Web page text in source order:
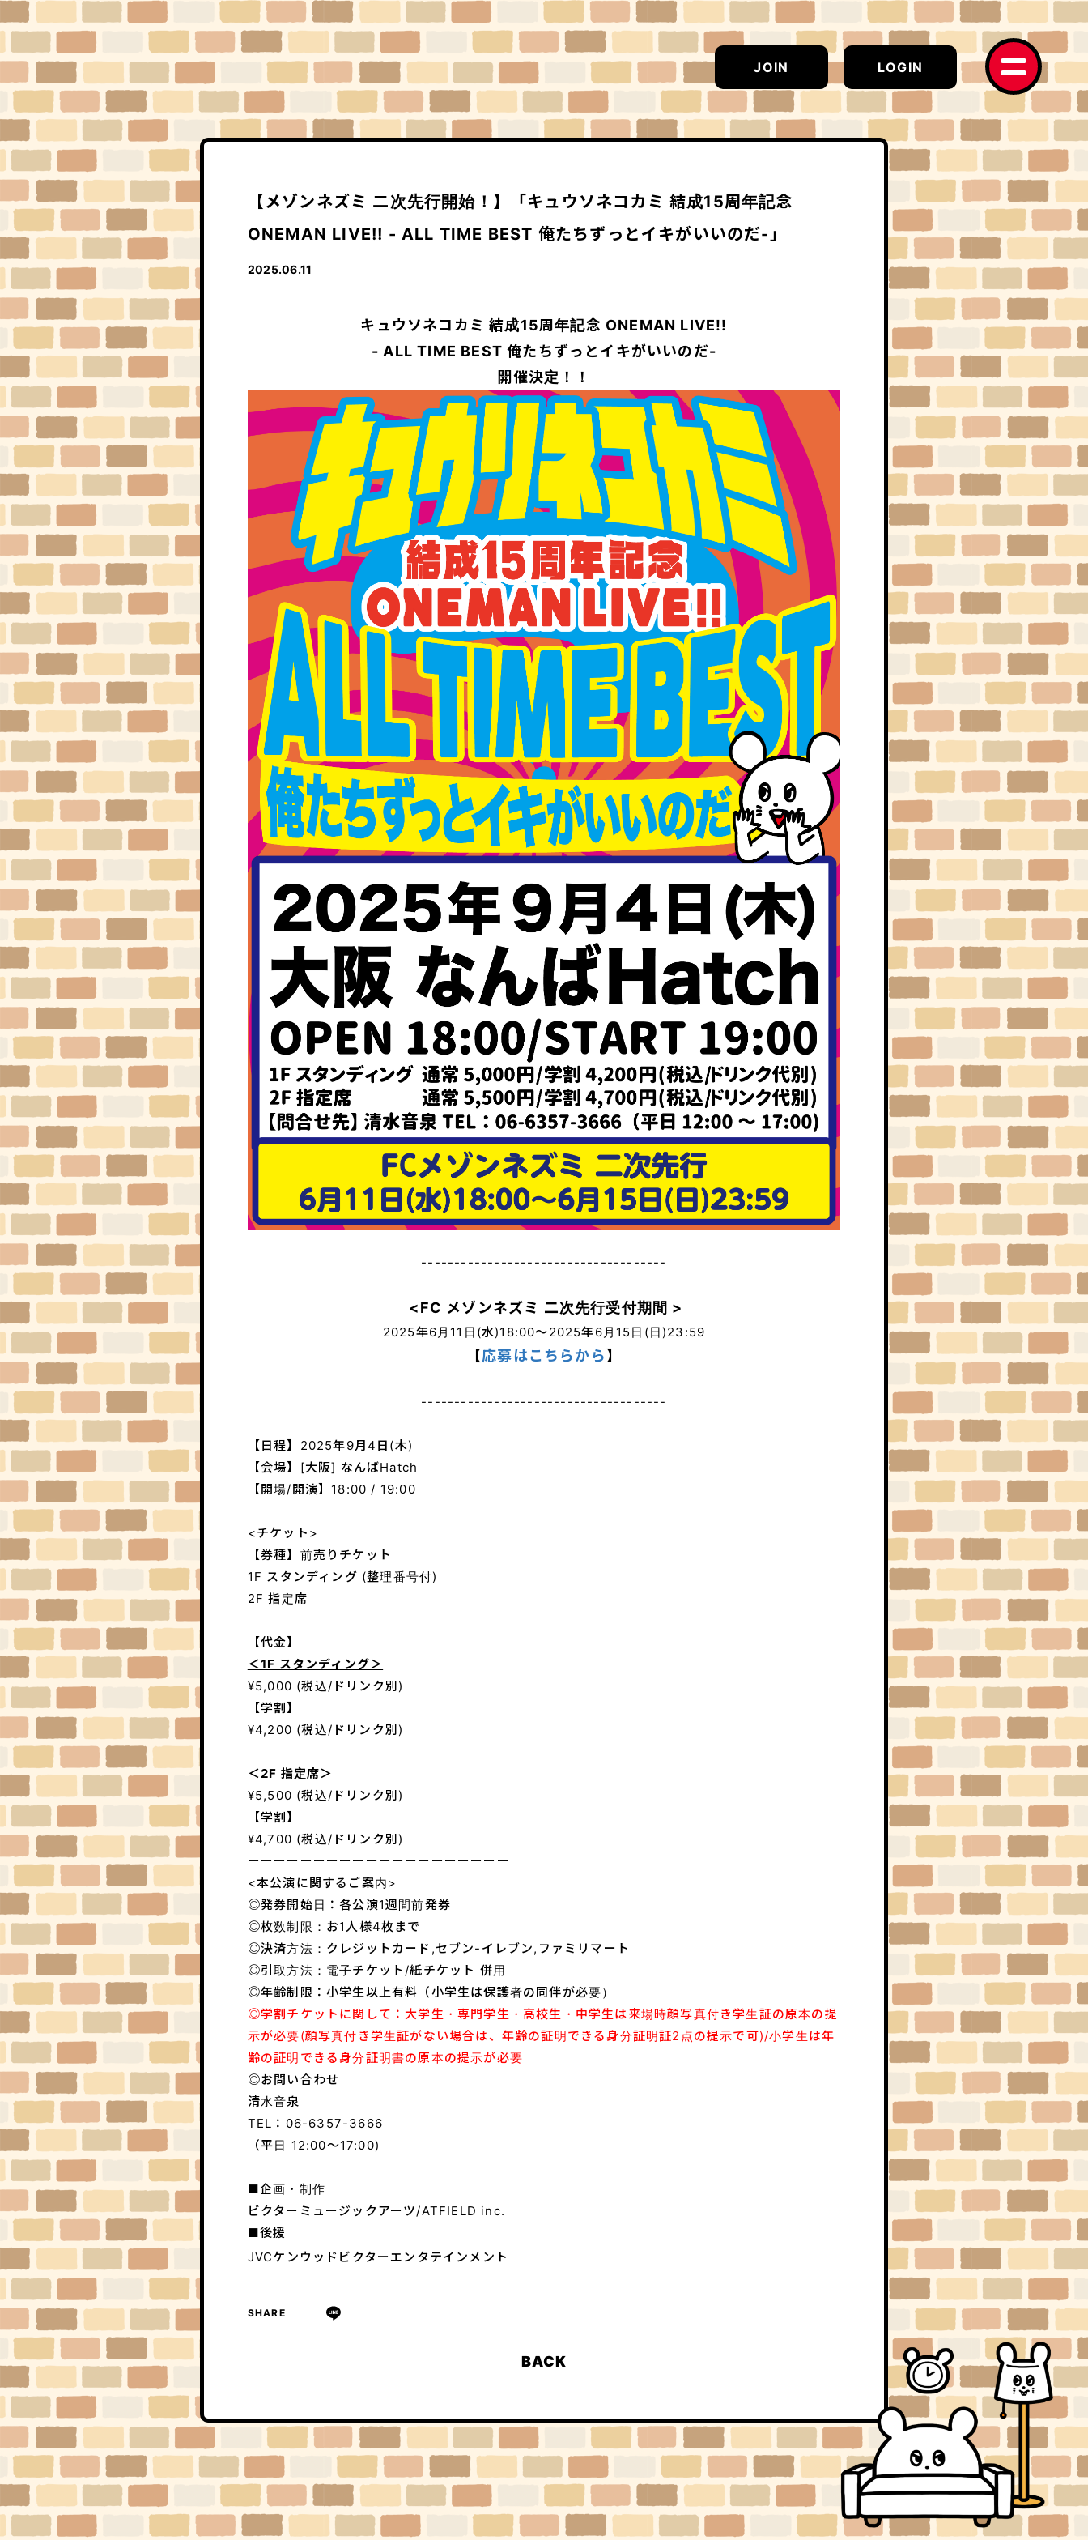
JOIN LOGIN
Information RAT CAST
電波鼠 はみだしネズミ情熱系
【メゾンネズミ 二次先行開始！】「キュウソネコカミ 結成15周年記念
ONEMAN LIVE!! - ALL TIME BEST 俺たちずっとイキがいいのだ-」
2025.06.11
キュウソネコカミ 結成15周年記念 ONEMAN LIVE!!
- ALL TIME BEST 俺たちずっとイキがいいのだ-
開催決定！！
-------------------------------------
<FC メゾンネズミ 二次先行受付期間 >
2025年6月11日(水)18:00〜2025年6月15日(日)23:59
【応募はこちらから】
-------------------------------------
【日程】2025年9月4日(木)
【会場】[大阪] なんばHatch
【開場/開演】18:00 / 19:00
<チケット>
【券種】前売りチケット
1F スタンディング (整理番号付)
2F 指定席
【代金】
＜1F スタンディング＞
¥5,000 (税込/ドリンク別)
【学割】
¥4,200 (税込/ドリンク別)
＜2F 指定席＞
¥5,500 (税込/ドリンク別)
【学割】
¥4,700 (税込/ドリンク別)
ーーーーーーーーーーーーーーーーーーーー
<本公演に関するご案内>
◎発券開始日：各公演1週間前発券
◎枚数制限：お1人様4枚まで
◎決済方法：クレジットカード,セブン-イレブン,ファミリマート
◎引取方法：電子チケット/紙チケット 併用
◎年齢制限：小学生以上有料（小学生は保護者の同伴が必要）
◎学割チケットに関して：大学生・専門学生・高校生・中学生は来場時顔写真付き学生証の原本の提
示が必要(顔写真付き学生証がない場合は、年齢の証明できる身分証明証2点の提示で可)/小学生は年
齢の証明できる身分証明書の原本の提示が必要
◎お問い合わせ
清水音泉
TEL：06-6357-3666
（平日 12:00～17:00)
■企画・制作
ビクターミュージックアーツ/ATFIELD inc.
■後援
JVCケンウッドビクターエンタテインメント
SHARE
BACK